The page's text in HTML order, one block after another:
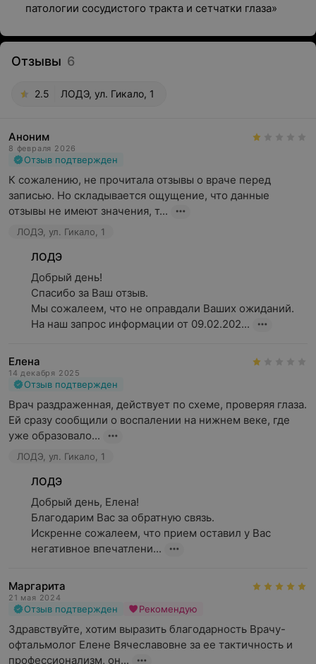
патологии сосудистого тракта и сетчатки глаза»
Отзывы 6
2.5 ЛОДЭ, ул. Гикало, 1
Аноним
8 февраля 2026
Отзыв подтвержден
К сожалению, не прочитала отзывы о враче перед
записью. Но складывается ощущение, что данные
отзывы не имеют значения, т...
ЛОДЭ, ул. Гикало, 1
ЛОДЭ
Добрый день!
Спасибо за Ваш отзыв.
Мы сожалеем, что не оправдали Ваших ожиданий.
На наш запрос информации от 09.02.202...
Елена
14 декабря 2025
Отзыв подтвержден
Врач раздраженная, действует по схеме, проверяя глаза.
Ей сразу сообщили о воспалении на нижнем веке, где
уже образовало...
ЛОДЭ, ул. Гикало, 1
ЛОДЭ
Добрый день, Елена!
Благодарим Вас за обратную связь.
Искренне сожалеем, что прием оставил у Вас
негативное впечатлени...
Маргарита
21 мая 2024
Отзыв подтвержден Рекомендую
Здравствуйте, хотим выразить благодарность Врачу-
офтальмолог Елене Вячеславовне за ее тактичность и
профессионализм, он...